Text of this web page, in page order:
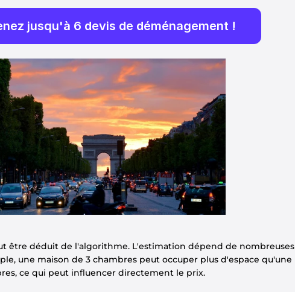
jusqu'à 6 devis de déménagement !
être déduit de l'algorithme. L'estimation dépend de nombreuses
une maison de 3 chambres peut occuper plus d'espace qu'une
ce qui peut influencer directement le prix.